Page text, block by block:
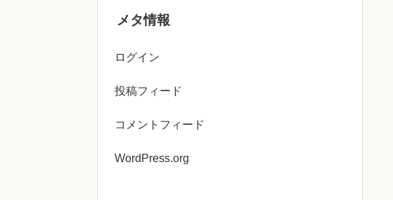
メタ情報
ログイン
投稿フィード
コメントフィード
WordPress.org